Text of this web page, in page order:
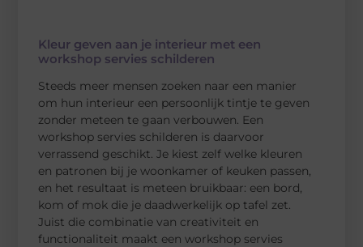
Kleur geven aan je interieur met een
workshop servies schilderen
Steeds meer mensen zoeken naar een manier
om hun interieur een persoonlijk tintje te geven
zonder meteen te gaan verbouwen. Een
workshop servies schilderen is daarvoor
verrassend geschikt. Je kiest zelf welke kleuren
en patronen bij je woonkamer of keuken passen,
en het resultaat is meteen bruikbaar: een bord,
kom of mok die je daadwerkelijk op tafel zet.
Juist die combinatie van creativiteit en
functionaliteit maakt een workshop servies